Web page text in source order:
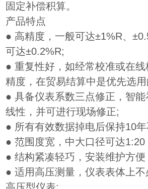
固定补偿积算。
产品特点
● 高精度，一般可达±1%R、
可达±0.2%R;
● 重复性好，如经常校准或在
精度，在贸易结算中是优先选
● 具备仪表系数三点修正，智
线性，并可进行现场修正;
● 所有有效数据掉电后保持10
● 范围度宽，中大口径可达
● 结构紧凑轻巧，安装维护方
● 适用高压测量，仪表表体上